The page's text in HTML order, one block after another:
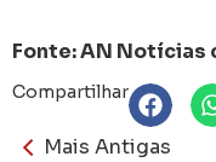
Fonte: AN Notícias
Compartilhar
Mais Antigas